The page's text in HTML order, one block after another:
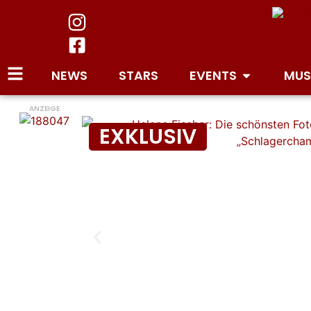
NEWS STARS EVENTS
ANZEIGE
EXKLUSIV